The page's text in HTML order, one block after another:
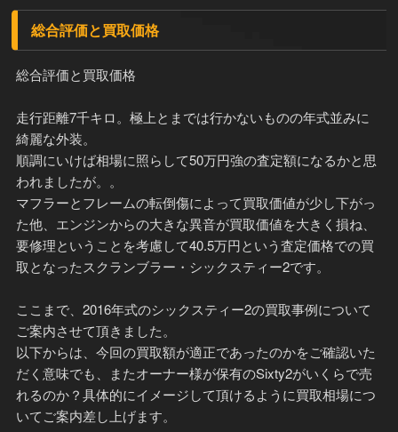
総合評価と買取価格
総合評価と買取価格
走行距離7千キロ。極上とまでは行かないものの年式並みに
綺麗な外装。
順調にいけば相場に照らして50万円強の査定額になるかと思
われましたが。。
マフラーとフレームの転倒傷によって買取価値が少し下がっ
た他、エンジンからの大きな異音が買取価値を大きく損ね、
要修理ということを考慮して40.5万円という査定価格での買
取となったスクランブラー・シックスティー2です。
ここまで、2016年式のシックスティー2の買取事例について
ご案内させて頂きました。
以下からは、今回の買取額が適正であったのかをご確認いた
だく意味でも、またオーナー様が保有のSixty2がいくらで売
れるのか？具体的にイメージして頂けるように買取相場につ
いてご案内差し上げます。